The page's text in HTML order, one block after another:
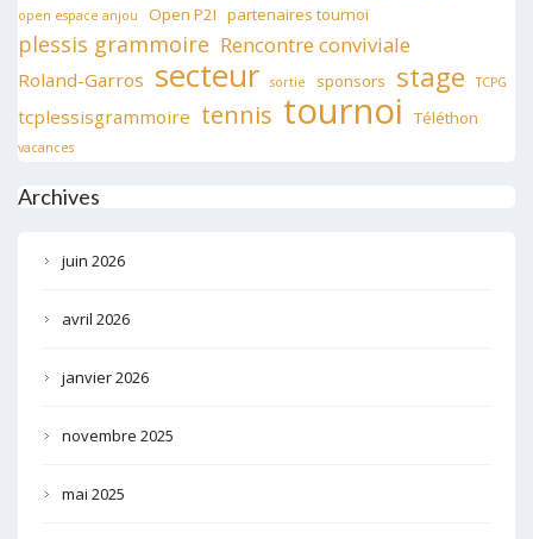
open espace anjou Open P2I partenaires tournoi
plessis grammoire Rencontre conviviale
Roland-Garros secteur sortie sponsors stage TCPG
tcplessisgrammoire tennis tournoi Téléthon
vacances
Archives
juin 2026
avril 2026
janvier 2026
novembre 2025
mai 2025